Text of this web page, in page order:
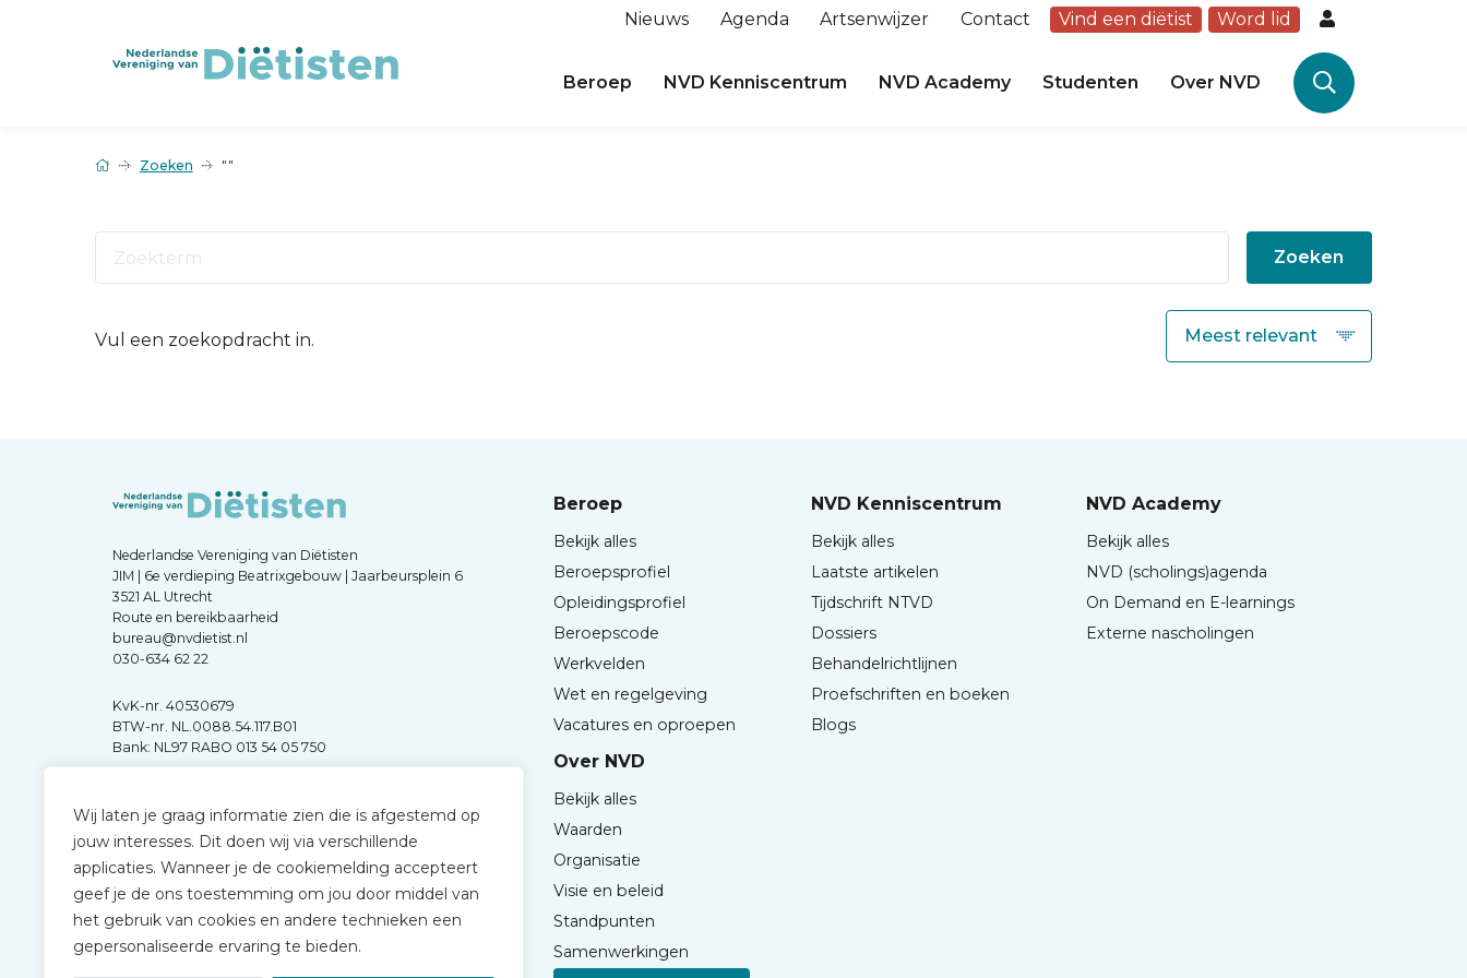
Wij laten je graag informatie zien die is afgestemd op
jouw interesses. Dit doen wij via verschillende
applicaties. Wanneer je de cookiemelding accepteert
geef je de ons toestemming om jou door middel van
het gebruik van cookies en andere technieken een
gepersonaliseerde ervaring te bieden.
Nieuws Agenda Artsenwijzer Contact Vind een diëtist Word lid
Beroep NVD Kenniscentrum NVD Academy Studenten Over NVD
Zoeken ""
Zoeken
Vul een zoekopdracht in.
Nederlandse Vereniging van Diëtisten
JIM | 6e verdieping Beatrixgebouw | Jaarbeursplein 6
3521 AL Utrecht
Route en bereikbaarheid
bureau@nvdietist.nl
030-634 62 22
KvK-nr. 40530679
BTW-nr. NL.0088.54.117.B01
Bank: NL97 RABO 013 54 05 750
Beroep
Bekijk alles
Beroepsprofiel
Opleidingsprofiel
Beroepscode
Werkvelden
Wet en regelgeving
Vacatures en oproepen
NVD Kenniscentrum
Bekijk alles
Laatste artikelen
Tijdschrift NTVD
Dossiers
Behandelrichtlijnen
Proefschriften en boeken
Blogs
NVD Academy
Bekijk alles
NVD (scholings)agenda
On Demand en E-learnings
Externe nascholingen
Over NVD
Bekijk alles
Waarden
Organisatie
Visie en beleid
Standpunten
Samenwerkingen